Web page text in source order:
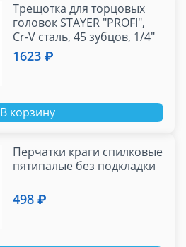
Трещотка для торцовых
головок STAYER "PROFI",
Сr-V сталь, 45 зубцов, 1/4"
1623 ₽
В корзину
Перчатки краги спилковые
пятипалые без подкладки
498 ₽